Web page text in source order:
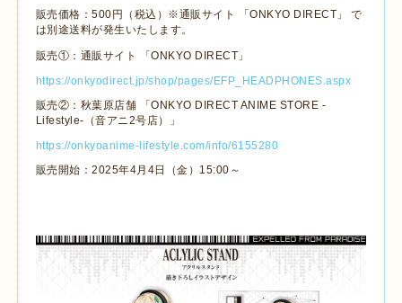
販売価格：500 円（税込）※通販サイト 「ONKYO DIRECT 」 で
は別途送料が発生いたします。
販売①：通販サイト 「ONKYO DIRECT 」
https://onkyodirect.jp/shop/pages/EFP_HEADPHONES.aspx
販売②：秋葉原店舗 「ONKYO DIRECT ANIME STORE -
Lifestyle- （音アニ2号店）」
https://onkyoanime-lifestyle.com/info/6155280
販売開始：2025年4月 4日（金） 15:00 ～